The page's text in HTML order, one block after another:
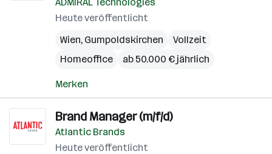
Heute veröffentlicht
Wien, Gumpoldskirchen
Vollzeit
Homeoffice
ab 50.000 € jährlich
Merken
Brand Manager (m/f/d)
Atlantic Brands
Heute veröffentlicht